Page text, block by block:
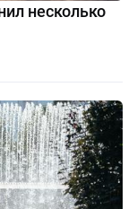
несколько